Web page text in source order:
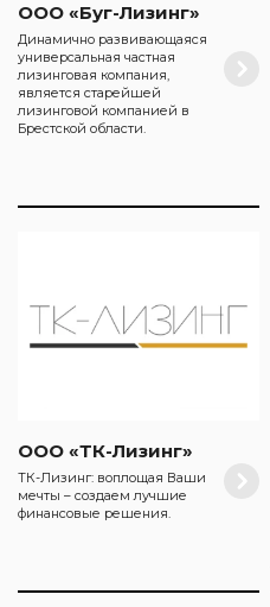
ООО «Буг-Лизинг»
Динамично развивающаяся
универсальная частная
лизинговая компания,
является старейшей
лизинговой компанией в
Брестской области.
ООО «ТК-Лизинг»
ТК-Лизинг: воплощая Ваши
мечты – создаем лучшие
финансовые решения.